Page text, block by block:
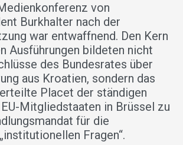
von
Burkhalter nach der
war entwaffnend. Den Kern
Ausführungen bildeten nicht
des Bundesrates über
aus Kroatien, sondern das
Placet der ständigen
Mitgliedstaaten in Brüssel zu
für die
Fragen“.